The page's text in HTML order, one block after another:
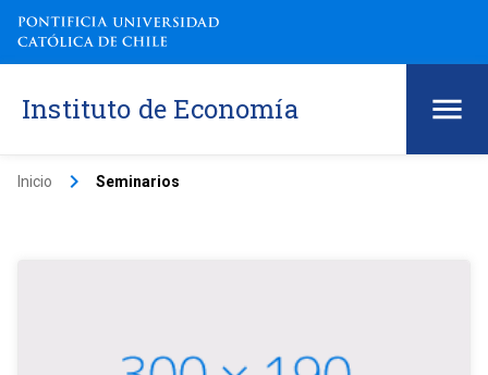
Instituto de Economía
Inicio keyboard_arrow_right Seminarios